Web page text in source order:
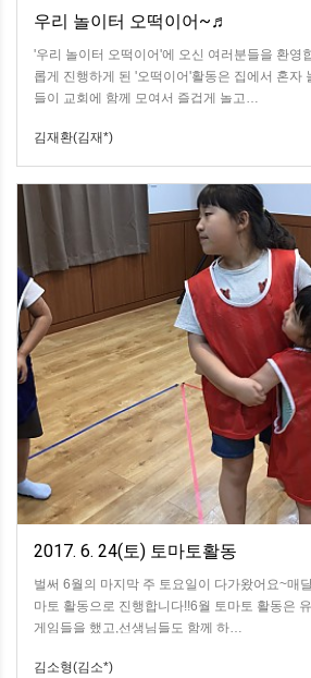
우리 놀이터 오떡이어~♬
'우리 놀이터 오떡이어'에 오신 여러분들을 환영
롭게 진행하게 된 '오떡이어'활동은 집에서 혼자
들이 교회에 함께 모여서 즐겁게 놀고…
김재환(김재*)
2017. 6. 24(토) 토마토활동
벌써 6월의 마지막 주 토요일이 다가왔어요~​매
마토 활동으로 진행합니다!!​6월 토마토 활동은
게임들을 했고,​선생님들도 함께 하…
김소형(김소*)